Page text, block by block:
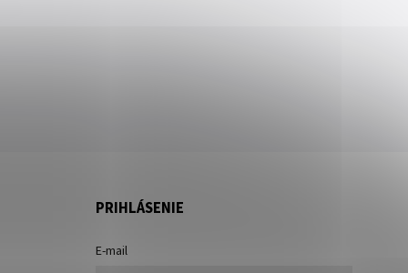
PRIHLÁSENIE
E-mail